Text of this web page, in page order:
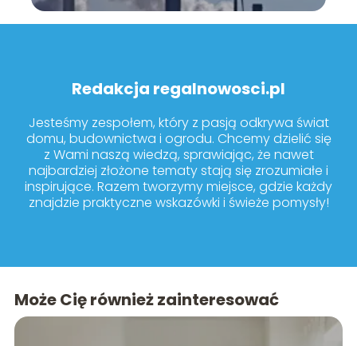
Redakcja regalnowosci.pl
Jesteśmy zespołem, który z pasją odkrywa świat
domu, budownictwa i ogrodu. Chcemy dzielić się
z Wami naszą wiedzą, sprawiając, że nawet
najbardziej złożone tematy stają się zrozumiałe i
inspirujące. Razem tworzymy miejsce, gdzie każdy
znajdzie praktyczne wskazówki i świeże pomysły!
Może Cię również zainteresować